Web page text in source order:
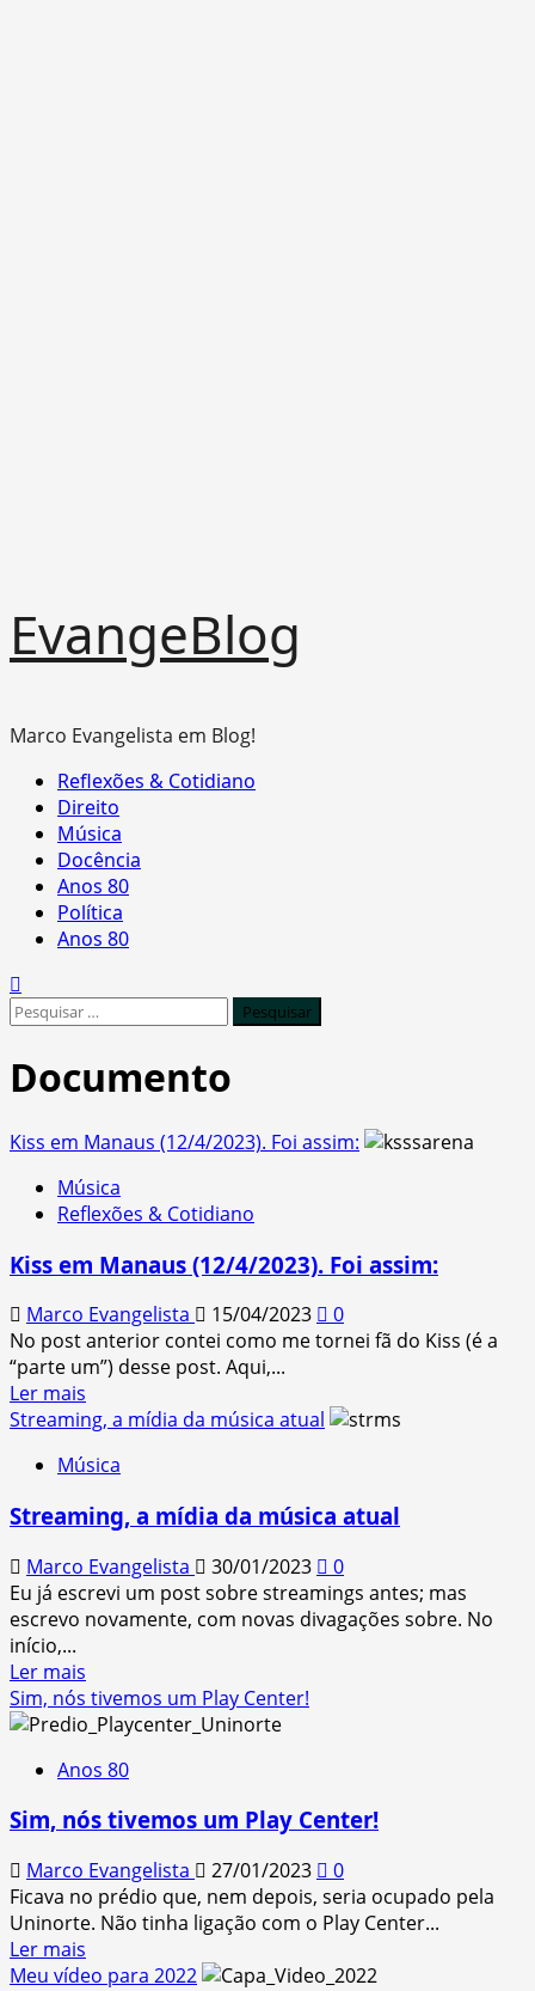
to
content
EvangeBlog
Marco Evangelista em Blog!
Primary
Menu
Reflexões & Cotidiano
Direito
Música
Docência
Anos 80
Política
Anos 80
Pesquisar
Documento
Kiss em Manaus (12/4/2023). Foi assim:
Música
Reflexões & Cotidiano
Kiss em Manaus (12/4/2023). Foi assim:
Marco Evangelista 15/04/2023
0
No post anterior contei como me tornei fã do Kiss (é a
“parte um”) desse post. Aqui,...
Ler mais
more
Kiss
Manaus
Foi
assim:
Streaming, a mídia da música atual
Música
Streaming, a mídia da música atual
Marco Evangelista 30/01/2023
0
Eu já escrevi um post sobre streamings antes; mas
escrevo novamente, com novas divagações sobre. No
início,...
Ler mais
more
about
a
da
atual
Sim, nós tivemos um Play Center!
Anos 80
Sim, nós tivemos um Play Center!
Marco Evangelista 27/01/2023
0
Ficava no prédio que, nem depois, seria ocupado pela
Uninorte. Não tinha ligação com o Play Center...
Ler mais
more
Meu vídeo para 2022